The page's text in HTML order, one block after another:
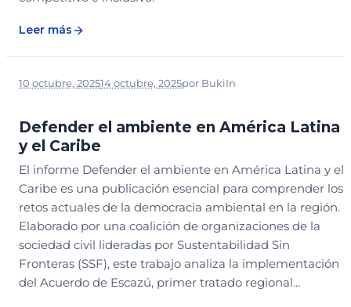
Leer más
10 octubre, 202514 octubre, 2025por BukiIn
Defender el ambiente en América Latina
y el Caribe
El informe Defender el ambiente en América Latina y el
Caribe es una publicación esencial para comprender los
retos actuales de la democracia ambiental en la región.
Elaborado por una coalición de organizaciones de la
sociedad civil lideradas por Sustentabilidad Sin
Fronteras (SSF), este trabajo analiza la implementación
del Acuerdo de Escazú, primer tratado regional...